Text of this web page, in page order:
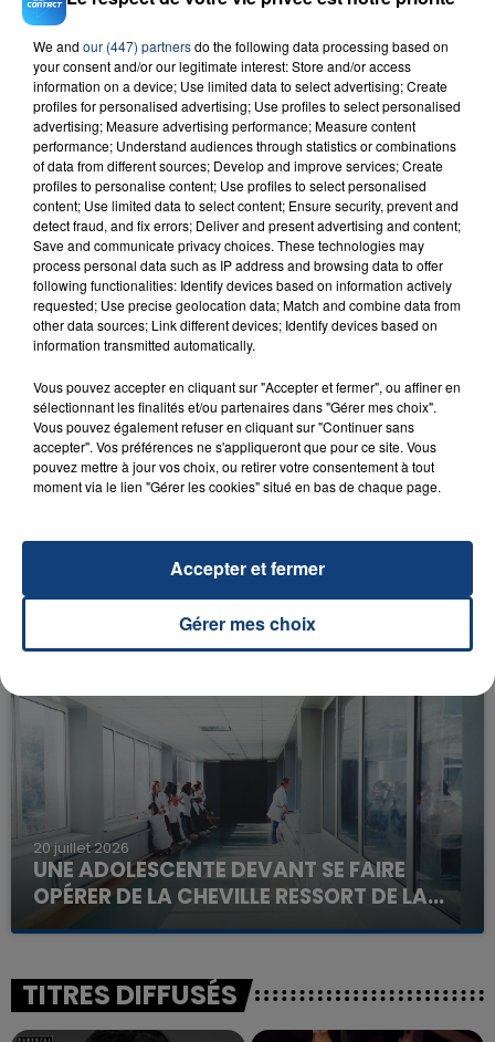
Alejandro
LADY GAGA
RADIO CONTACT
FIL D'ACTU
INCENDIE MORTEL À LENS : UNE FEMME ET
SON BÉBÉ ENTRE LA VIE ET LA...
Un homme s'est immolé par le feu après avoir
d'un liquide inflammable.
20 juillet 2026
UNE ADOLESCENTE DEVANT SE FAIRE
OPÉRER DE LA CHEVILLE RESSORT DE LA...
La famille a porté plainte contre la clinique qui a
excuses.
TITRES DIFFUSÉS
We and our (447) partnersdo the following data processing based on
your consent and/or our legitimate interest: Store and/or access
information on a device; Use limited data to select advertising; Create
profiles for personalised advertising; Use profiles to select personalised
advertising; Measure advertising performance; Measure content
performance; Understand audiences through statistics or combinations
of data from different sources; Develop and improve services; Create
profiles to personalise content; Use profiles to select personalised
content; Use limited data to select content; Ensure security, prevent and
detect fraud, and fix errors; Deliver and present advertising and content;
Save and communicate privacy choices. These technologies may
process personal data such as IP address and browsing data to offer
following functionalities: Identify devices based on information actively
requested; Use precise geolocation data; Match and combine data from
other data sources; Link different devices; Identify devices based on
information transmitted automatically.
Vous pouvez accepter en cliquant sur "Accepter et fermer", ou affiner en
sélectionnant les finalités et/ou partenaires dans "Gérer mes choix".
Vous pouvez également refuser en cliquant sur "Continuer sans
accepter". Vos préférences ne s'appliqueront que pour ce site. Vous
pouvez mettre à jour vos choix, ou retirer votre consentement à tout
moment via le lien "Gérer les cookies" situé en bas de chaque page.
Gérer mes choix
Accepter et fermer